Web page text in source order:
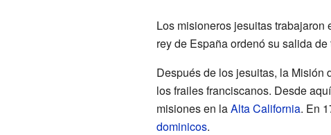
Los misioneros jesuitas trabajaron
rey de España ordenó su salida
Después de los jesuitas, la Misión
los frailes franciscanos. Desde
misiones en laAlta California. En
dominicos.